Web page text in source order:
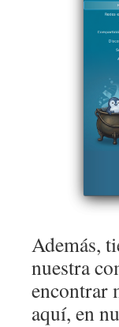
Además,
nuestra
encontrar
aquí, en